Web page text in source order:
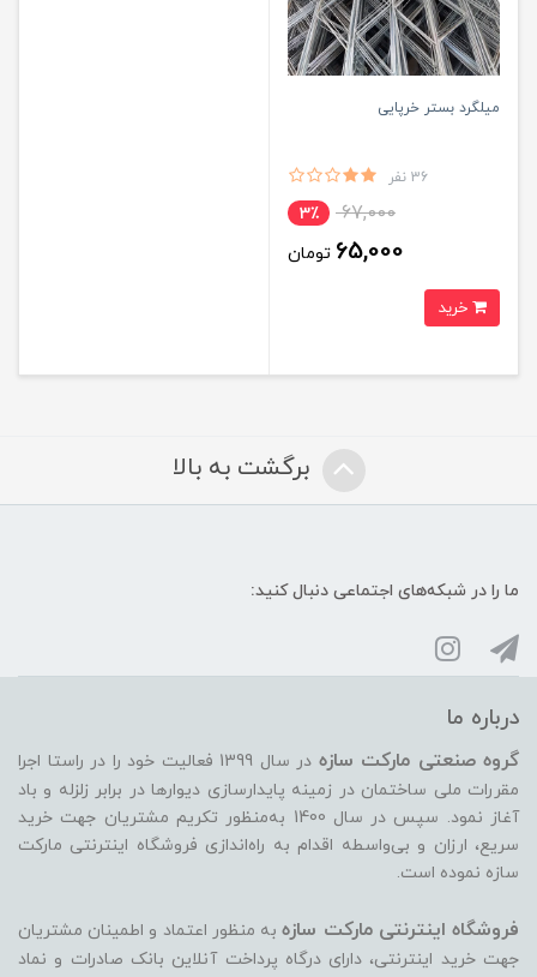
میلگرد بستر خرپایی
36 نفر
67,000 3٪
65,000 تومان
برگشت به بالا
ما را در شبکه‌های اجتماعی دنبال کنید:
درباره ما
گروه صنعتی مارکت سازه
در سال 1399 فعالیت خود را در راستا اجرا
مقررات ملی ساختمان در زمینه پایدارسازی دیوارها در برابر زلزله و باد
آغاز نمود. سپس در سال 1400 به‌منظور تکریم مشتریان جهت خرید
سریع، ارزان و بی‌واسطه اقدام به راه‌اندازی فروشگاه اینترنتی مارکت
سازه نموده است.
فروشگاه اینترنتی مارکت سازهبه منظور اعتماد و اطمینان مشتریان
جهت خرید اینترنتی، دارای درگاه پرداخت آنلاین بانک صادرات و نماد